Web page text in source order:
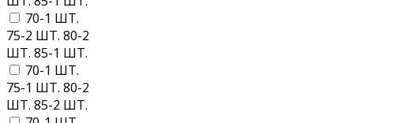
70-1 ШТ.
75-2 ШТ. 80-2
ШТ. 85-1 ШТ.
70-1 ШТ.
75-1 ШТ. 80-2
ШТ. 85-2 ШТ.